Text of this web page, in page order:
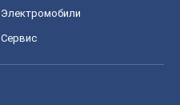
Электромобили
Сервис